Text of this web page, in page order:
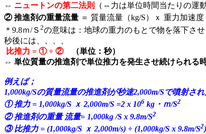
⇔ ニュートンの第二法則
（⇔力は単位時間当たりの運
② 推進剤の重量流量 ＝ 質量流量（kg/S）ｘ 重力加速度
＊9.8ｍ/Ｓ 2の意味は：地球の重力のもとで物を落下さ
秒後には、、、、
比推力 = ① ÷ ②
（単位：秒）
⇔ 単位質量の推進剤で単位推力を発生させ続けられる
例えば；
1,000kg/Sの質量流量の推進剤が秒速2,000m/Sで噴射さ
① 推力 = 1,000kg/S ｘ 2,000m/S =2 x 106 kg・ ｍ/S2
② 推進剤の重量 流量= 1,000kg /S x 9.8m/S2
③ 比推力 = (1,000kg/S ｘ 2,000m/s) ÷ (1,000kg/S x 9.8m/S2